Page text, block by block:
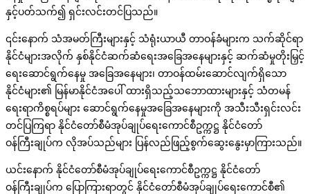
နှင့်ပတ်သက်၍ ရှင်းလင်းတင်ပြသည်။
၎င်းနောက် သံအမတ်ကြီးများနှင့် သံရုံးယာယီ တာဝန်ခံများက သက်ဆိုင်ရာ
နိုင်ငံများအလိုက် နှစ်နိုင်ငံဆက်ဆံရေးအခြေအနေများနှင့် ဆက်ဆံမှုတိုးမြှင့်
ရေးဆောင်ရွက်နေမှု အခြေအနေများ၊ တာဝန်ထမ်းဆောင်လျက်ရှိသော
နိုင်ငံများ၏ မြန်မာနိုင်ငံအပေါ် ထားရှိသည့်သဘောထားများနှင့် သံတမန်
ရေးရာကိစ္စရပ်များ ဆောင်ရွက်နေမှုအခြေအနေများကို အသီးသီးရှင်းလင်း
တင်ပြကြရာ နိုင်ငံတော်စီမံအုပ်ချုပ်ရေးကောင်စီဥက္ကဋ္ဌ နိုင်ငံတော်
ဝန်ကြီးချုပ်က လိုအပ်သည်များ ပြန်လည်ဖြည့်စွက်ဆွေးနွေးမှာကြားသည်။
ယင်းနောက် နိုင်ငံတော်စီမံအုပ်ချုပ်ရေးကောင်စီဥက္ကဋ္ဌ နိုင်ငံတော်
ဝန်ကြီးချုပ်က ပြောကြားရာတွင် နိုင်ငံတော်စီမံအုပ်ချုပ်ရေးကောင်စီ၏